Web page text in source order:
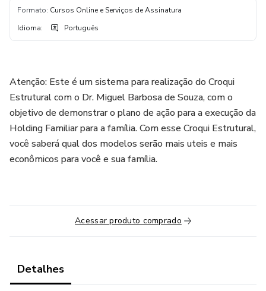
Formato: Cursos Online e Serviços de Assinatura
Idioma: Português
Atenção: Este é um sistema para realização do Croqui
Estrutural com o Dr. Miguel Barbosa de Souza, com o
objetivo de demonstrar o plano de ação para a execução da
Holding Familiar para a família. Com esse Croqui Estrutural,
você saberá qual dos modelos serão mais uteis e mais
econômicos para você e sua família.
Acessar produto comprado
Detalhes